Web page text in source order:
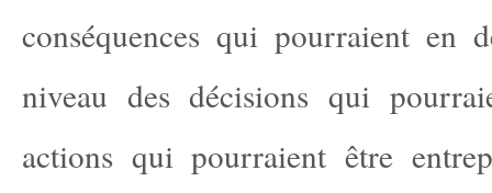
conséquences qui pourraient en
niveau des décisions qui
actions qui pourraient être